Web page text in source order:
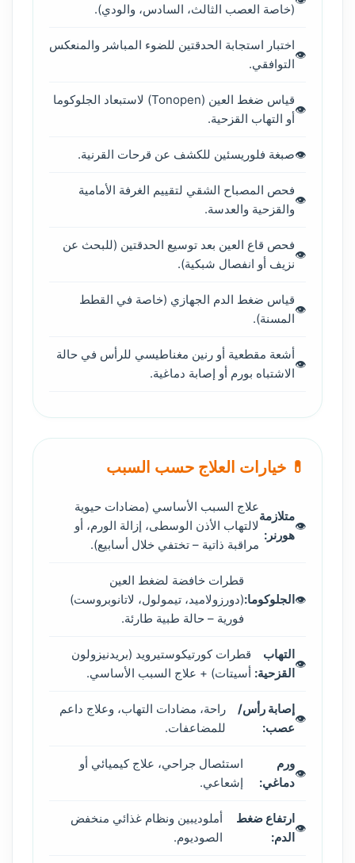
(خاصة العصب الثالث، السادس، والودي).
اختبار استجابة الحدقتين للضوء المباشر والمنعكس
التوافقي.
قياس ضغط العين (Tonopen) لاستبعاد الجلوكوما
أو التهاب القزحية.
صبغة فلوريسئين للكشف عن قرحات القرنية.
فحص المصباح الشقي لتقييم الغرفة الأمامية
والقزحية والعدسة.
فحص قاع العين بعد توسيع الحدقتين (للبحث عن
نزيف أو انفصال شبكية).
قياس ضغط الدم الجهازي (خاصة في القطط
المسنة).
أشعة مقطعية أو رنين مغناطيسي للرأس في حالة
الاشتباه بورم أو إصابة دماغية.
💊 خيارات العلاج حسب السبب
متلازمة
هورنر:
علاج السبب الأساسي (مضادات حيوية
لالتهاب الأذن الوسطى، إزالة الورم، أو
مراقبة ذاتية – تختفي خلال أسابيع).
الجلوكوما:
قطرات خافضة لضغط العين
(دورزولاميد، تيمولول، لاتانوبروست)
فورية – حالة طبية طارئة.
التهاب
القزحية:
قطرات كورتيكوستيرويد (بريدنيزولون
أسيتات) + علاج السبب الأساسي.
إصابة رأس/
عصب:
راحة، مضادات التهاب، وعلاج داعم
للمضاعفات.
ورم
دماغي:
استئصال جراحي، علاج كيميائي أو
إشعاعي.
ارتفاع ضغط
الدم:
أملوديبين ونظام غذائي منخفض
الصوديوم.